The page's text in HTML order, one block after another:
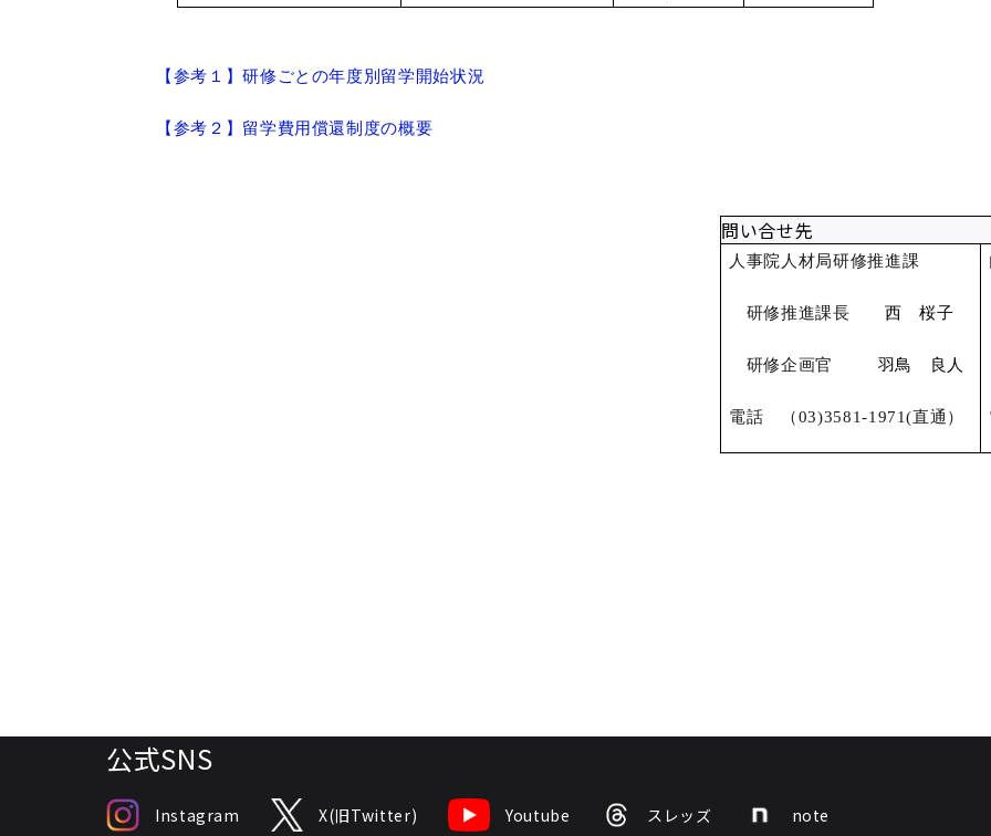
【参考１】研修ごとの年度別留学開始状況
【参考２】留学費用償還制度の概要
問い合せ先
人事院人材局研修推進課
研修推進課長 西 桜子
研修企画官 羽鳥 良人
電話 （03)3581-1971(直通）
公式SNS
Instagram X(旧Twitter) Youtube スレッズ note